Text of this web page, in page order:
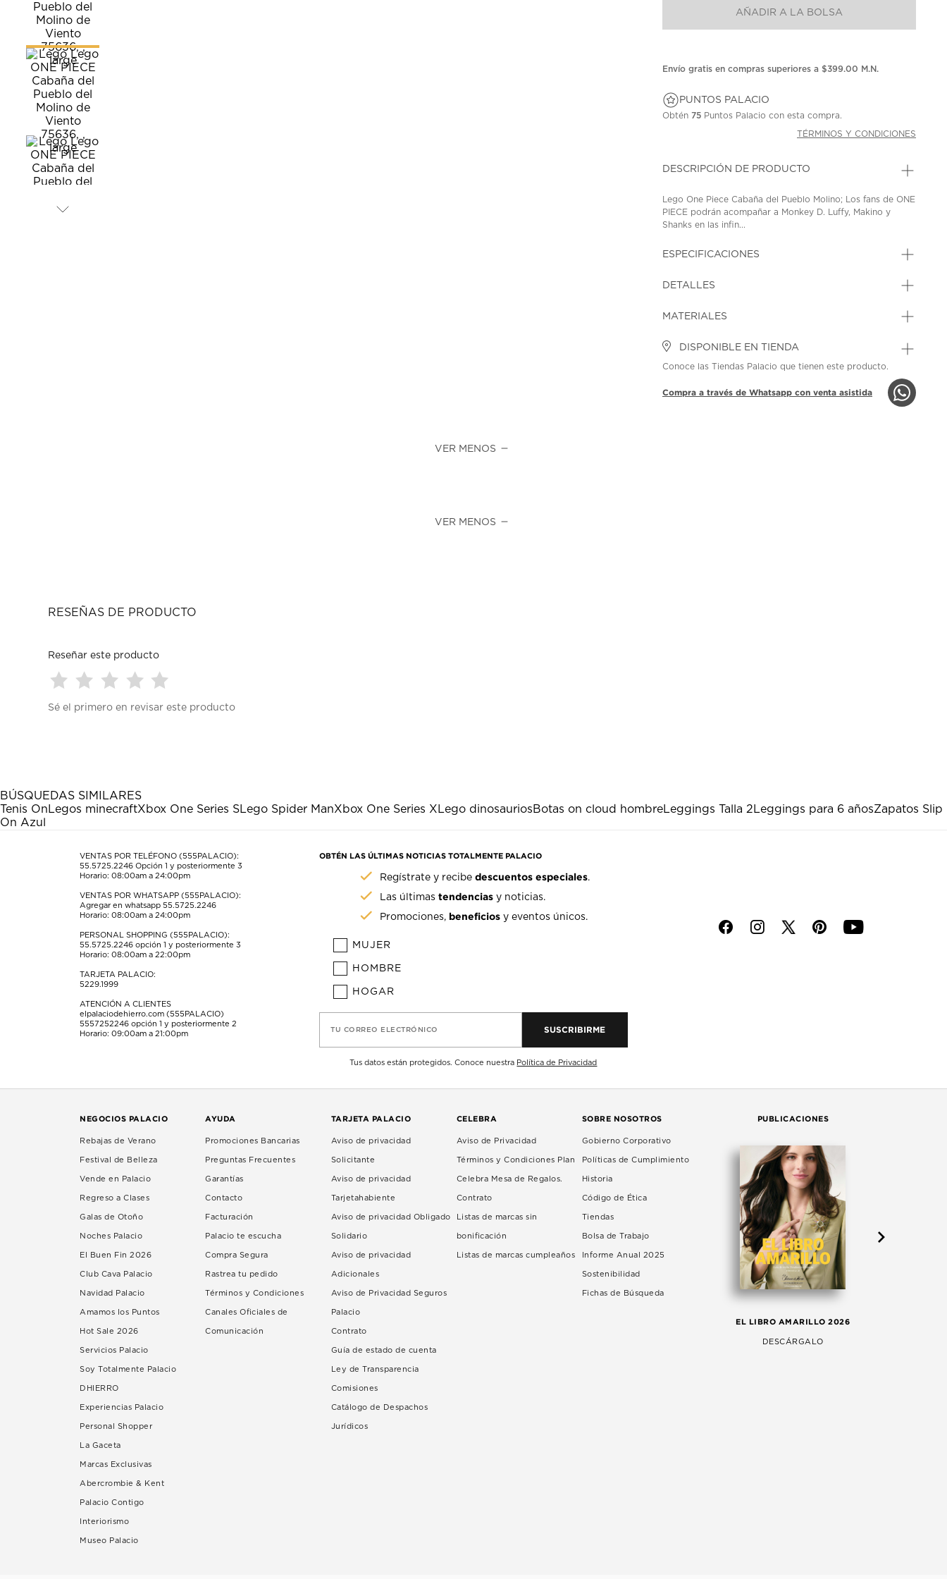
en
la
AÑADIR A LA BOLSA
Envío gratis en compras superiores a $399.00 M.N.
PUNTOS PALACIO
Obtén75 Puntos Palacio con esta compra.
TÉRMINOS Y CONDICIONES
DESCRIPCIÓN DE PRODUCTO
Lego One Piece Cabaña del Pueblo Molino; Los fans de ONE
PIECE podrán acompañar a Monkey D. Luffy, Makino y
Shanks en las infin...
ESPECIFICACIONES
DETALLES
MATERIALES
DISPONIBLE EN TIENDA
Conoce las Tiendas Palacio que tienen este producto.
Compra a través de Whatsapp con venta asistida
VER MENOS
VER MENOS
RESEÑAS DE PRODUCTO
Reseñar este producto
para
estrella
Esta
acción
formulario
para
estrellas.
Esta
acción
formulario
de
para
estrellas.
Esta
acción
formulario
de
para
estrellas.
Esta
acción
formulario
de
para
Esta
acción
formulario
de
envío.
Sé el primero en revisar este producto
BÚSQUEDAS SIMILARES
Tenis OnLegos minecraftXbox One Series SLego Spider ManXbox One Series XLego dinosauriosBotas on cloud hombreLeggings Talla 2Leggings para 6 añosZapatos Slip
On Azul
VENTAS POR TELÉFONO (555PALACIO):
55.5725.2246 Opción 1 y posteriormente 3
Horario: 08:00am a 24:00pm
VENTAS POR WHATSAPP (555PALACIO):
Agregar en whatsapp 55.5725.2246
Horario: 08:00am a 24:00pm
PERSONAL SHOPPING (555PALACIO):
55.5725.2246 opción 1 y posteriormente 3
Horario: 08:00am a 22:00pm
TARJETA PALACIO:
5229.1999
ATENCIÓN A CLIENTES
elpalaciodehierro.com (555PALACIO)
5557252246 opción 1 y posteriormente 2
Horario: 09:00am a 21:00pm
OBTÉN LAS ÚLTIMAS NOTICIAS TOTALMENTE PALACIO
Regístrate y recibedescuentos especiales.
Las últimastendencias y noticias.
Promociones, beneficios y eventos únicos.
MUJER
HOMBRE
HOGAR
TU CORREO ELECTRÓNICO SUSCRIBIRME
Tus datos están protegidos. Conoce nuestra Política de Privacidad
f i p y
NEGOCIOS PALACIO
Rebajas de Verano
Festival de Belleza
Vende en Palacio
Regreso a Clases
Galas de Otoño
Noches Palacio
El Buen Fin 2026
Club Cava Palacio
Navidad Palacio
Amamos los Puntos
Hot Sale 2026
Servicios Palacio
Soy Totalmente Palacio
DHIERRO
Experiencias Palacio
Personal Shopper
La Gaceta
Marcas Exclusivas
Abercrombie & Kent
Palacio Contigo
Interiorismo
Museo Palacio
AYUDA
Promociones Bancarias
Preguntas Frecuentes
Garantías
Contacto
Facturación
Palacio te escucha
Compra Segura
Rastrea tu pedido
Términos y Condiciones
Canales Oficiales de
Comunicación
TARJETA PALACIO
Aviso de privacidad
Solicitante
Aviso de privacidad
Tarjetahabiente
Aviso de privacidad Obligado
Solidario
Aviso de privacidad
Adicionales
Aviso de Privacidad Seguros
Palacio
Contrato
Guía de estado de cuenta
Ley de Transparencia
Comisiones
Catálogo de Despachos
Jurídicos
CELEBRA
Aviso de Privacidad
Términos y Condiciones Plan
Celebra Mesa de Regalos.
Contrato
Listas de marcas sin
bonificación
Listas de marcas cumpleaños
SOBRE NOSOTROS
Gobierno Corporativo
Políticas de Cumplimiento
Historia
Código de Ética
Tiendas
Bolsa de Trabajo
Informe Anual 2025
Sostenibilidad
Fichas de Búsqueda
PUBLICACIONES
EL LIBRO AMARILLO 2026
DESCÁRGALO